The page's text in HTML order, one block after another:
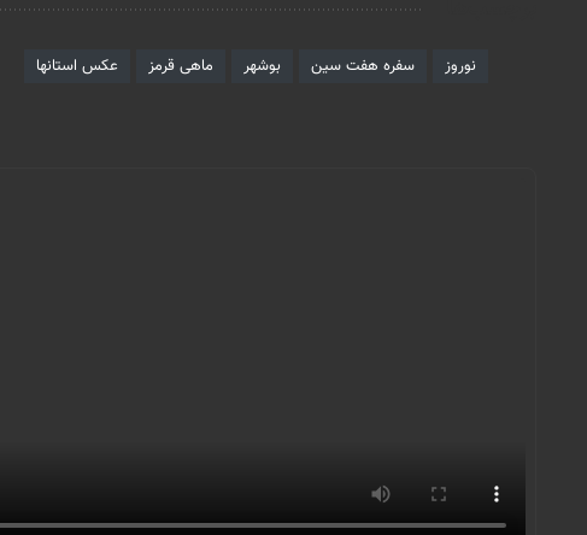
نوروز سفره هفت سین بوشهر ماهی قرمز عکس استانها